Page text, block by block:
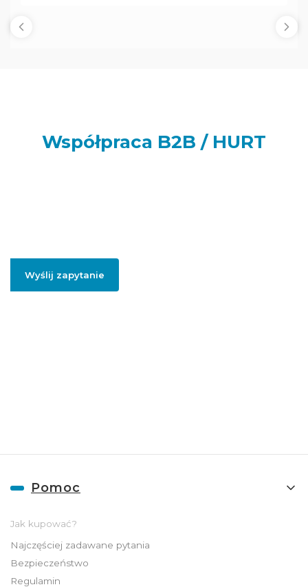
Współpraca B2B / HURT
Wyślij zapytanie
Linki w stopce
Pomoc
Jak kupować?
Najczęściej zadawane pytania
Bezpieczeństwo
Regulamin